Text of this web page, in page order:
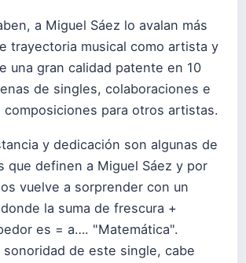
a Miguel Sáez lo avalan más
trayectoria musical como artista y
una gran calidad patente en 10
de singles, colaboraciones e
composiciones para otros artistas.
y dedicación son algunas de
que definen a Miguel Sáez y por
vuelve a sorprender con un
la suma de frescura +
es = a…. "Matemática".
sonoridad de este single, cabe